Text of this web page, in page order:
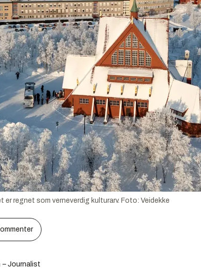
er regnet som verneverdig kulturarv. Foto: Veidekke
– Journalist